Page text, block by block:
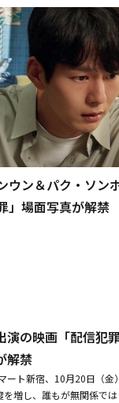
ウン＆パク・ソン
」場面写真が解禁
の映画「配信犯
解禁
ート新宿、10月20日（金
増し、誰もが無関係で